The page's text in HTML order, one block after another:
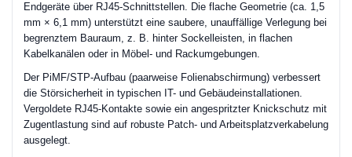
Endgeräte über RJ45-Schnittstellen. Die flache Geometrie (ca. 1,5
mm × 6,1 mm) unterstützt eine saubere, unauffällige Verlegung bei
begrenztem Bauraum, z. B. hinter Sockelleisten, in flachen
Kabelkanälen oder in Möbel- und Rackumgebungen.
Der PiMF/STP-Aufbau (paarweise Folienabschirmung) verbessert
die Störsicherheit in typischen IT- und Gebäudeinstallationen.
Vergoldete RJ45-Kontakte sowie ein angespritzter Knickschutz mit
Zugentlastung sind auf robuste Patch- und Arbeitsplatzverkabelung
ausgelegt.